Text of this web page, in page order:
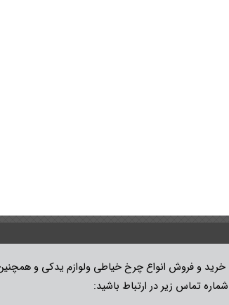
خرید و فروش انواع چرخ خیاطی ولوازم یدکی و
شماره تماس زیر در ارتباط باشید: